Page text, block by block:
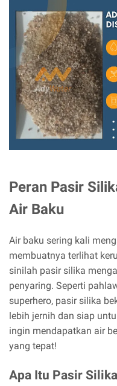
Peran Pasir
Air Baku
Air baku sering kali
membuatnya terlihat
sinilah pasir silika
penyaring. Seperti
superhero, pasir silika
lebih jernih dan siap
ingin mendapatkan air
yang tepat!
Apa Itu Pasir